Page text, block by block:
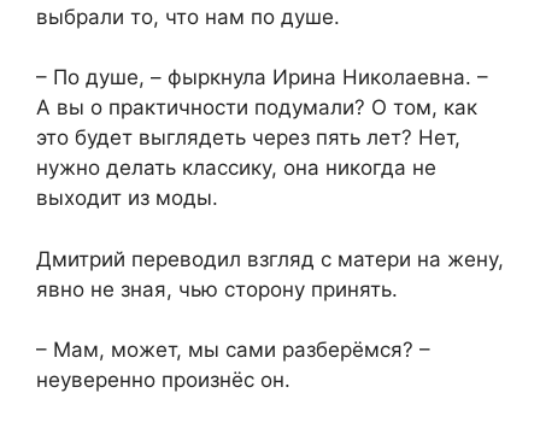
выбрали то, что нам по душе.
– По душе, – фыркнула Ирина Николаевна. –
А вы о практичности подумали? О том, как
это будет выглядеть через пять лет? Нет,
нужно делать классику, она никогда не
выходит из моды.
Дмитрий переводил взгляд с матери на жену,
явно не зная, чью сторону принять.
– Мам, может, мы сами разберёмся? –
неуверенно произнёс он.